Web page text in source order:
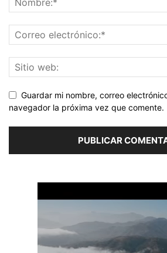
Guardar mi nombre, correo
navegador la próxima vez que comente.